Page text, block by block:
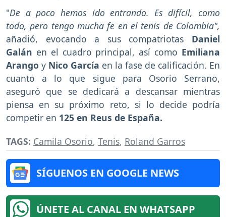
"De a poco hemos ido entrando. Es difícil, como
todo, pero tengo mucha fe en el tenis de Colombia",
añadió, evocando a sus compatriotas Daniel
Galán en el cuadro principal, así como Emiliana
Arango y Nico García en la fase de calificación. En
cuanto a lo que sigue para Osorio Serrano,
aseguró que se dedicará a descansar mientras
piensa en su próximo reto, si lo decide podría
competir en 125 en Reus de España.
TAGS: Camila Osorio, Tenis, Roland Garros
SÍGUENOS EN GOOGLE NEWS
ÚNETE AL CANAL EN WHATSAPP